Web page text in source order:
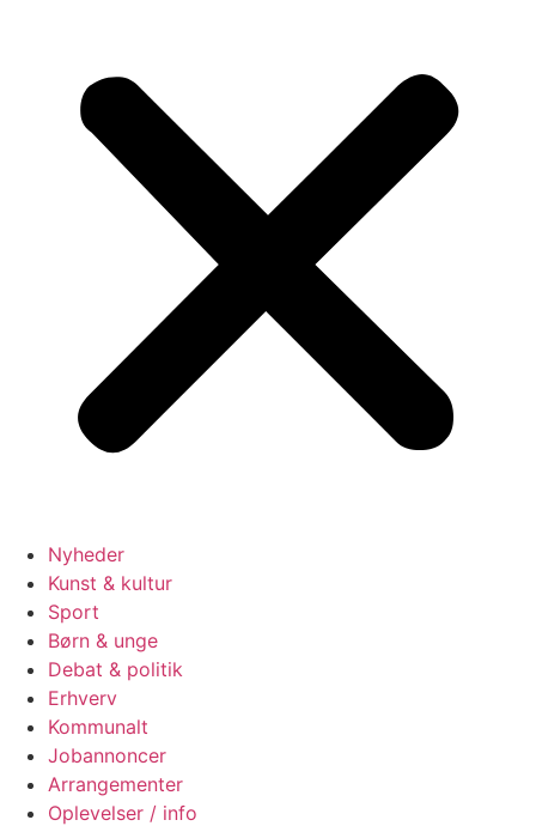
Nyheder
Kunst & kultur
Sport
Børn & unge
Debat & politik
Erhverv
Kommunalt
Jobannoncer
Arrangementer
Oplevelser / info